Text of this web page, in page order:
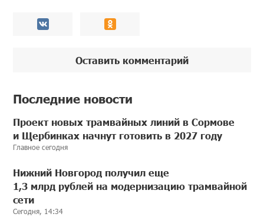
Оставить комментарий
Последние новости
Проект новых трамвайных линий в Сормове
и Щербинках начнут готовить в 2027 году
Главное сегодня
Нижний Новгород получил еще
1,3 млрд рублей на модернизацию трамвайной
сети
Сегодня, 14:34